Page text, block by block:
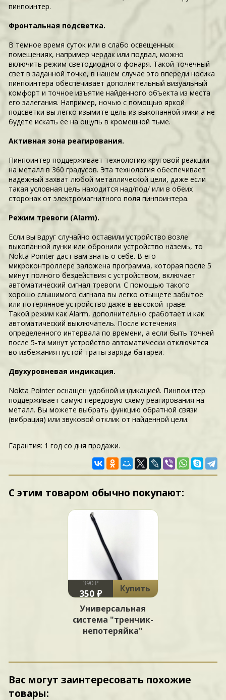
пинпоинтер.
Фронтальная подсветка.
В темное время суток или в слабо освещенных
помещениях, например чердак или подвал, можно
включить режим светодиодного фонаря. Такой точечный
свет в заданной точке, в нашем случае это впереди носика
пинпоинтера обеспечивает дополнительный визуальный
комфорт и точное изъятие найденного объекта из места
его залегания. Например, ночью с помощью яркой
подсветки вы легко изымите цель из выкопанной ямки а не
будете искать ее на ощупь в кромешной тьме.
Активная зона реагирования.
Пинпоинтер поддерживает технологию круговой реакции
на металл в 360 градусов. Эта технология обеспечивает
надежный захват любой металлической цели, даже если
такая условная цель находится над/под/ или в обеих
сторонах от электромагнитного поля пинпоинтера.
Режим тревоги (Alarm).
Если вы вдруг случайно оставили устройство возле
выкопанной лунки или обронили устройство наземь, то
Nokta Pointer даст вам знать о себе. В его
микроконтроллере заложена программа, которая после 5
минут полного бездействия с устройством, включает
автоматический сигнал тревоги. С помощью такого
хорошо слышимого сигнала вы легко отыщете забытое
или потерянное устройство даже в высокой траве.
Такой режим как Alarm, дополнительно сработает и как
автоматический выключатель. После истечения
определенного интервала по времени, а если быть точней
после 5-ти минут устройство автоматически отключится
во избежания пустой траты заряда батареи.
Двухуровневая индикация.
Nokta Pointer оснащен удобной индикацией. Пинпоинтер
поддерживает самую передовую схему реагирования на
металл. Вы можете выбрать функцию обратной связи
(вибрация) или звуковой отклик от найденной цели.
Гарантия: 1 год со дня продажи.
С этим товаром обычно покупают:
390 ₽
350 ₽
Купить
Универсальная
система "тренчик-
непотеряйка"
Вас могут заинтересовать похожие
товары: